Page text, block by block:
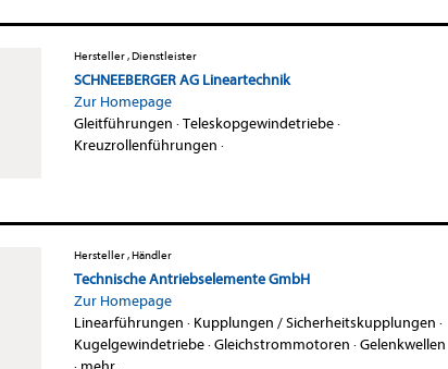
Hersteller , Dienstleister
SCHNEEBERGER AG Lineartechnik
Zur Homepage
Gleitführungen ·Teleskopgewindetriebe·
Kreuzrollenführungen ·
Hersteller , Händler
Technische Antriebselemente GmbH
Zur Homepage
Linearführungen · Kupplungen / Sicherheitskupplungen ·
Kugelgewindetriebe·Gleichstrommotoren ·Gelenkwellen